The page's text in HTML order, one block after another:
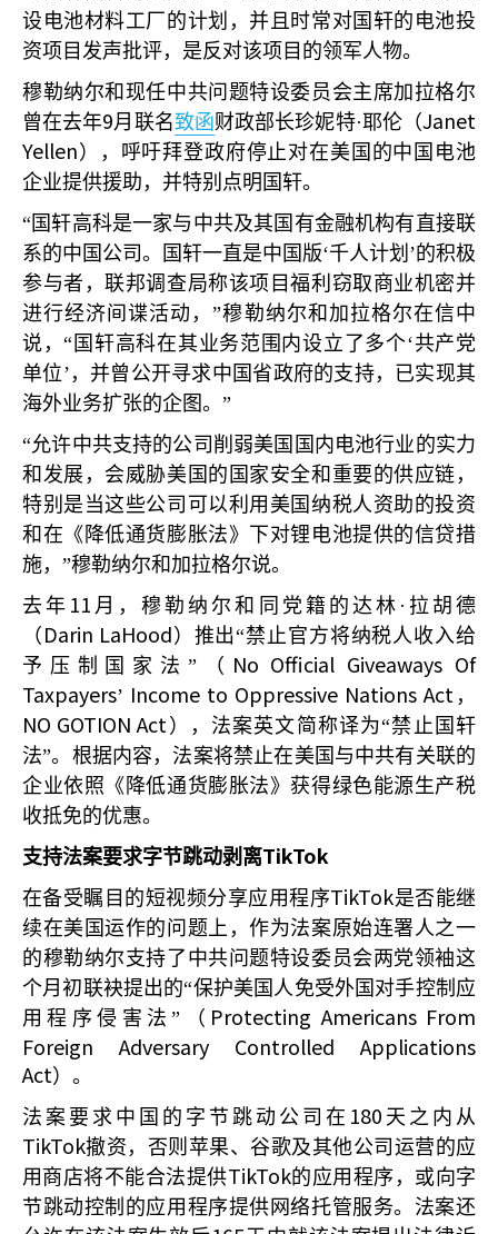
设电池材料工厂的计划，并且时常对国轩的电池投
资项目发声批评，是反对该项目的领军人物。
穆勒纳尔和现任中共问题特设委员会主席加拉格尔
曾在去年9月联名致函财政部长珍妮特·耶伦（Janet
Yellen ），呼吁拜登政府停止对在美国的中国电池
企业提供援助，并特别点明国轩。
“国轩高科是一家与中共及其国有金融机构有直接联
系的中国公司。国轩一直是中国版‘千人计划’的积极
参与者，联邦调查局称该项目福利窃取商业机密并
进行经济间谍活动，”穆勒纳尔和加拉格尔在信中
说，“国轩高科在其业务范围内设立了多个‘共产党
单位’，并曾公开寻求中国省政府的支持，已实现其
海外业务扩张的企图。”
“允许中共支持的公司削弱美国国内电池行业的实力
和发展，会威胁美国的国家安全和重要的供应链，
特别是当这些公司可以利用美国纳税人资助的投资
和在《降低通货膨胀法》下对锂电池提供的信贷措
施，”穆勒纳尔和加拉格尔说。
去年 11 月，穆勒纳尔和同党籍的达林·拉胡德
（ Darin LaHood ）推出“禁止官方将纳税人收入给
予压制国家法”（ No Official Giveaways Of
Taxpayers’ Income to Oppressive Nations Act ，
NO GOTION Act ），法案英文简称译为“禁止国轩
法”。根据内容，法案将禁止在美国与中共有关联的
企业依照《降低通货膨胀法》获得绿色能源生产税
收抵免的优惠。
支持法案要求字节跳动剥离TikTok
在备受瞩目的短视频分享应用程序TikTok是否能继
续在美国运作的问题上，作为法案原始连署人之一
的穆勒纳尔支持了中共问题特设委员会两党领袖这
个月初联袂提出的“保护美国人免受外国对手控制应
用程序侵害法”（ Protecting Americans From
Foreign Adversary Controlled Applications
Act）。
法案要求中国的字节跳动公司在 180 天之内从
TikTok撤资，否则苹果、谷歌及其他公司运营的应
用商店将不能合法提供TikTok的应用程序，或向字
节跳动控制的应用程序提供网络托管服务。法案还